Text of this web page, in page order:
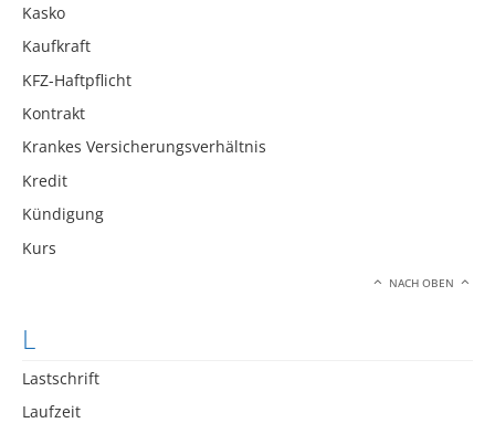
Kasko
Kaufkraft
KFZ-Haftpflicht
Kontrakt
Krankes Versicherungsverhältnis
Kredit
Kündigung
Kurs
NACH OBEN
L
Lastschrift
Laufzeit